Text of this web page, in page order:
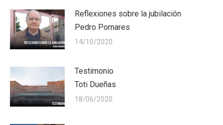
Reflexiones sobre la jubilación
Pedro Pomares
14/10/2020
Testimonio
Toti Dueñas
18/06/2020